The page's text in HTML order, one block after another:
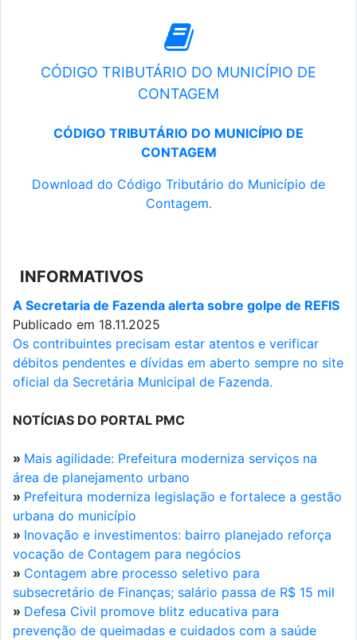
CÓDIGO TRIBUTÁRIO DO MUNICÍPIO DE
CONTAGEM
CÓDIGO TRIBUTÁRIO DO MUNICÍPIO DE
CONTAGEM
Download do Código Tributário do Município de
Contagem.
INFORMATIVOS
A Secretaria de Fazenda alerta sobre golpe de REFIS
Publicado em 18.11.2025
Os contribuintes precisam estar atentos e verificar
débitos pendentes e dívidas em aberto sempre no site
oficial da Secretária Municipal de Fazenda.
NOTÍCIAS DO PORTAL PMC
» Mais agilidade: Prefeitura moderniza serviços na
área de planejamento urbano
» Prefeitura moderniza legislação e fortalece a gestão
urbana do município
» Inovação e investimentos: bairro planejado reforça
vocação de Contagem para negócios
» Contagem abre processo seletivo para
subsecretário de Finanças; salário passa de R$ 15 mil
» Defesa Civil promove blitz educativa para
prevenção de queimadas e cuidados com a saúde